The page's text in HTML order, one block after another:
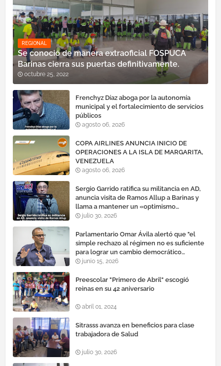
REGIONAL
Se conoció de manera extraoficial FOSPUCA
Barinas cierra sus puertas definitivamente.
octubre 25, 2022
Frenchyz Díaz aboga por la autonomía
municipal y el fortalecimiento de servicios
públicos
agosto 06, 2026
COPA AIRLINES ANUNCIA INICIO DE
OPERACIONES A LA ISLA DE MARGARITA,
VENEZUELA
agosto 06, 2026
Sergio Garrido ratifica su militancia en AD,
anuncia visita de Ramos Allup a Barinas y
llama a mantener un «optimismo
cauteloso»
julio 30, 2026
Parlamentario Omar Ávila alertó que "el
simple rechazo al régimen no es suficiente
para lograr un cambio democrático
efectivo"
junio 15, 2026
Preescolar "Primero de Abril" escogió
reinas en su 42 aniversario
abril 01, 2024
Sitrasss avanza en beneficios para clase
trabajadora de Salud
julio 30, 2026